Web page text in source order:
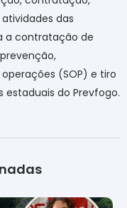
das
a contratação de
(SOP) e tiro
do Prevfogo.